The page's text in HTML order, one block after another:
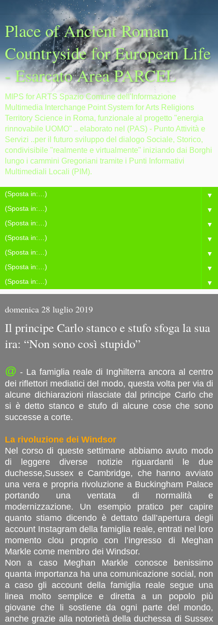
Place of Ancient Roman
Countryside for European Life
- Esarcato Area PARCEL
MIPS for ARTS Spazio Comune dell'Informazione
Multimedia Interchange Point System for Arts Religions
Territory Science in Roma, funzionale al progetto "energia
rinnovabile UOMO" .. elaborato nel (PAS) - Punto Attività e
Servizi ..per il futuro sviluppo del dialogo Sociale, Storico,
condivisibile "realmente e virtualmente" iniziando dai Borghi
lungo i cammini Gregoriani tramite i Punti Informativi
Multimediali Locali (PIM).
▼
▼
▼
▼
▼
▼
▼
domenica 28 luglio 2019
Il principe Carlo stanco e stufo sfoga la sua
ira: “Non sono così stupido”
@ - La famiglia reale di Inghilterra ancora al centro
dei riflettori mediatici del modo, questa volta per via di
alcune dichiarazioni rilasciate dal principe Carlo che
si è detto stanco e stufo di alcune cose che sono
successe a corte.
La rivoluzione dei Windsor
Nel corso di queste settimane abbiamo avuto modo
di leggere diverse notizie riguardanti le due
duchesse,Sussex e Cambridge, che hanno avviato
una vera e propria rivoluzione a Buckingham Palace
portando una ventata di normalità e
modernizzazione. Un esempio pratico per capire
quanto stiamo dicendo è dettato dall’apertura degli
account Instagram della famiglia reale, entrati nel loro
momento clou proprio con l’ingresso di Meghan
Markle come membro dei Windsor.
Non a caso Meghan Markle conosce benissimo
quanta importanza ha una comunicazione social, non
a caso gli account della famiglia reale segue una
linea molto semplice e diretta a un popolo più
giovane che li sostiene da ogni parte del mondo,
anche grazie alla notorietà della duchessa di Sussex